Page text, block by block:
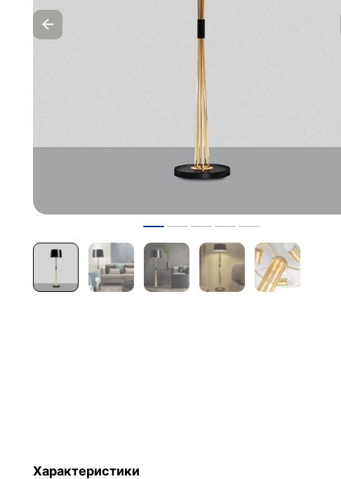
Характеристики